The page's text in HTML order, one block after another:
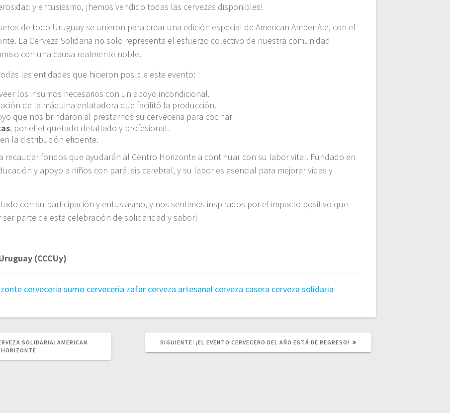
y entusiasmo, ¡hemos vendido todas las cervezas disponibles!
de todo Uruguay se unieron para crear una edición especial de American Amber Ale, con el
La Cerveza Solidaria no solo representa el esfuerzo colectivo de nuestra comunidad
con una causa realmente noble.
las entidades que hicieron posible este evento:
los insumos necesarios con un apoyo incondicional.
de la máquina enlatadora que facilitó la producción.
que nos brindaron al prestarnos su cerveceria para cocinar
, por el etiquetado detallado y profesional.
la distribución eficiente.
recaudar fondos que ayudarán al Centro Horizonte a continuar con su labor vital. Fundado en
y apoyo a niños con parálisis cerebral, y su labor es esencial para mejorar vidas y
con su participación y entusiasmo, y nos sentimos inspirados por el impacto positivo que
parte de esta celebración de solidaridad y sabor!
(CCCUy)
cerveceria sumo cerveceria zafar cerveza artesanal cerveza casera cerveza solidaria
SOLIDARIA: AMERICAN
SIGUIENTE: SIGUIENTE
¡EL EVENTO CERVECERO DEL AÑO ESTÁ DE REGRESO!